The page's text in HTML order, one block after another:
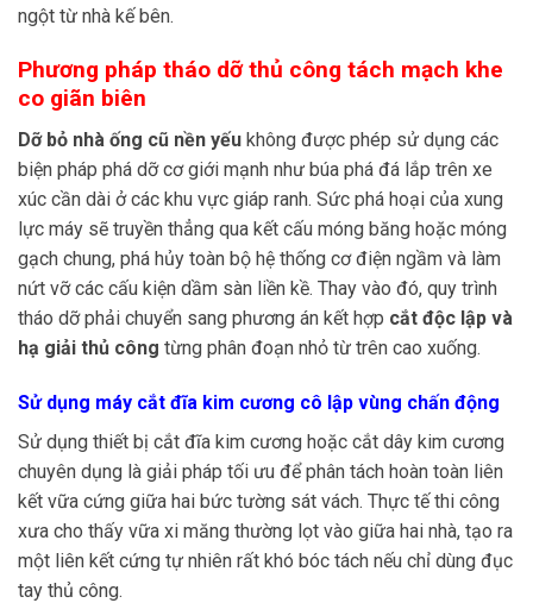
ngột từ nhà kế bên.
Phương pháp tháo dỡ thủ công tách mạch khe
co giãn biên
Dỡ bỏ nhà ống cũ nền yếu không được phép sử dụng các
biện pháp phá dỡ cơ giới mạnh như búa phá đá lắp trên xe
xúc cần dài ở các khu vực giáp ranh. Sức phá hoại của xung
lực máy sẽ truyền thẳng qua kết cấu móng băng hoặc móng
gạch chung, phá hủy toàn bộ hệ thống cơ điện ngầm và làm
nứt vỡ các cấu kiện dầm sàn liền kề. Thay vào đó, quy trình
tháo dỡ phải chuyển sang phương án kết hợp cắt độc lập và
hạ giải thủ công từng phân đoạn nhỏ từ trên cao xuống.
Sử dụng máy cắt đĩa kim cương cô lập vùng chấn động
Sử dụng thiết bị cắt đĩa kim cương hoặc cắt dây kim cương
chuyên dụng là giải pháp tối ưu để phân tách hoàn toàn liên
kết vữa cứng giữa hai bức tường sát vách. Thực tế thi công
xưa cho thấy vữa xi măng thường lọt vào giữa hai nhà, tạo ra
một liên kết cứng tự nhiên rất khó bóc tách nếu chỉ dùng đục
tay thủ công.